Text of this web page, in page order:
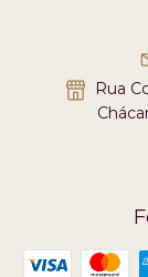
Rua